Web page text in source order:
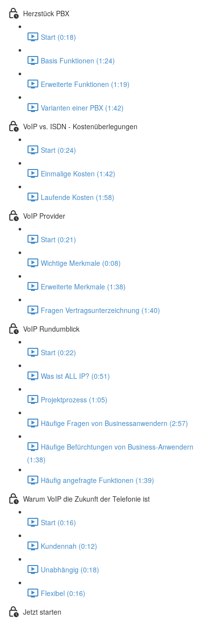
Herzstück PBX
Start (0:18)
Basis Funktionen (1:24)
Erweiterte Funktionen (1:19)
Varianten einer PBX (1:42)
VoIP vs. ISDN - Kostenüberlegungen
Start (0:24)
Einmalige Kosten (1:42)
Laufende Kosten (1:58)
VoIP Provider
Start (0:21)
Wichtige Merkmale (0:08)
Erweiterte Merkmale (1:38)
Fragen Vertragsunterzeichnung (1:40)
VoIP Rundumblick
Start (0:22)
Was ist ALL IP? (0:51)
Projektprozess (1:05)
Häufige Fragen von Businessanwendern (2:57)
Häufige Befürchtungen von Business-Anwendern
(1:38)
Häufig angefragte Funktionen (1:39)
Warum VoIP die Zukunft der Telefonie ist
Start (0:16)
Kundennah (0:12)
Unabhängig (0:18)
Flexibel (0:16)
Jetzt starten